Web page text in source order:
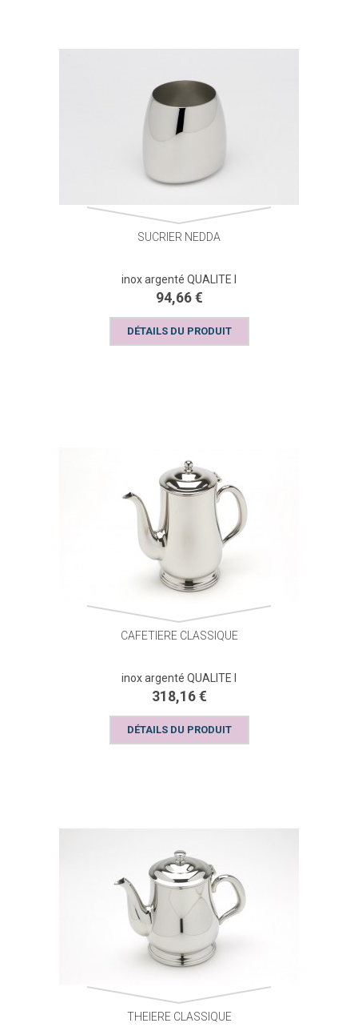
SUCRIER NEDDA
inox argenté QUALITE I
94,66 €
DÉTAILS DU PRODUIT
CAFETIERE CLASSIQUE
inox argenté QUALITE I
318,16 €
DÉTAILS DU PRODUIT
THEIERE CLASSIQUE